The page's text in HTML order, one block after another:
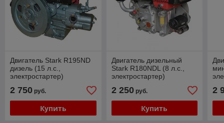
Двигатель Stark R195ND
дизель (15 л.с.,
электростартер)
2 750 руб.
Купить
Двигатель дизельный
Stark R180NDL (8 л.с.,
электростартер)
2 250руб.
Купить
2